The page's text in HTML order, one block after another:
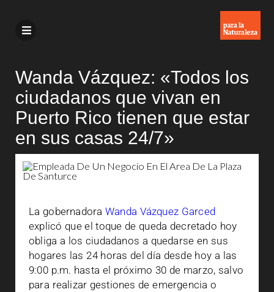
Wanda Vázquez: «Todos los
ciudadanos que vivan en
Puerto Rico tienen que estar
en sus casas 24/7»
La gobernadora Wanda Vázquez Garced
explicó que el toque de queda decretado hoy
obliga a los ciudadanos a quedarse en sus
hogares las 24 horas del día desde hoy a las
9:00 p.m. hasta el próximo 30 de marzo, salvo
para realizar gestiones de emergencia o